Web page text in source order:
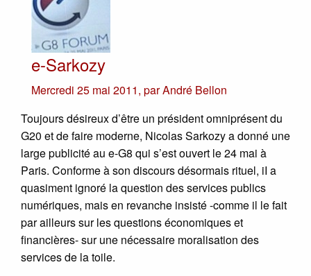
e-Sarkozy
Mercredi 25 mai 2011, parAndré Bellon
Toujours désireux d’être un président omniprésent du
G20 et de faire moderne, Nicolas Sarkozy a donné une
large publicité au e-G8 qui s’est ouvert le 24 mai à
Paris. Conforme à son discours désormais rituel, iI a
quasiment ignoré la question des services publics
numériques, mais en revanche insisté -comme il le fait
par ailleurs sur les questions économiques et
financières- sur une nécessaire moralisation des
services de la toile.